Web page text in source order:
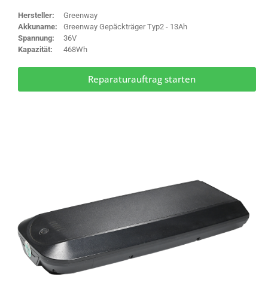
Hersteller:
Greenway
Akkuname:
Greenway Gepäckträger Typ2 - 13Ah
Spannung:
36V
Kapazität:
468Wh
Reparaturauftrag starten